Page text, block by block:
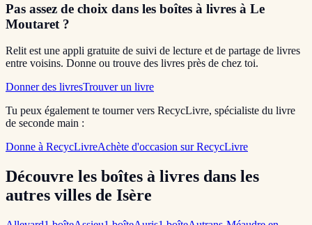
Pas assez de choix dans les boîtes à livres à Le
Moutaret ?
Relit est une appli gratuite de suivi de lecture et de partage de livres
entre voisins. Donne ou trouve des livres près de chez toi.
Donner des livresTrouver un livre
Tu peux également te tourner vers RecycLivre, spécialiste du livre
de seconde main :
Donne à RecycLivreAchète d'occasion sur RecycLivre
Découvre les boîtes à livres dans les
autres villes de Isère